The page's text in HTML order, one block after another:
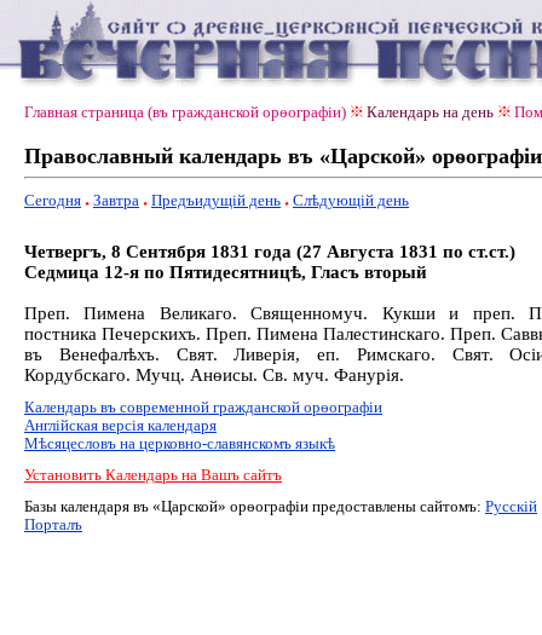
Главная страница (въ гражданской орѳографiи) Календарь на день
Православный календарь въ «Царской» орѳографiи
Сегодня Завтра Предъидущiй день Слѣдующiй день
Четвергъ, 8 Сентября 1831 года (27 Августа 1831 по ст.ст.)
Седмица 12-я по Пятидесятницѣ, Гласъ вторый
Преп. Пимена Великаго. Священномуч. Кукши и преп.
постника Печерскихъ. Преп. Пимена Палестинскаго. Преп.
въ Венефалѣхъ. Свят. Ливерія, еп. Римскаго. Свят.
Кордубскаго. Мучц. Анѳисы. Св. муч. Фанурія.
Календарь въ современной гражданской орѳографiи
Англiйская версiя календаря
Мѣсяцесловъ на церковно-славянскомъ языкѣ
Установить Календарь на Вашъ сайтъ
Базы календаря въ «Царской» орѳографiи предоставлены сайтомъ: Русскiй
Порталъ